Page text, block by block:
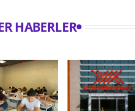
HABERLER